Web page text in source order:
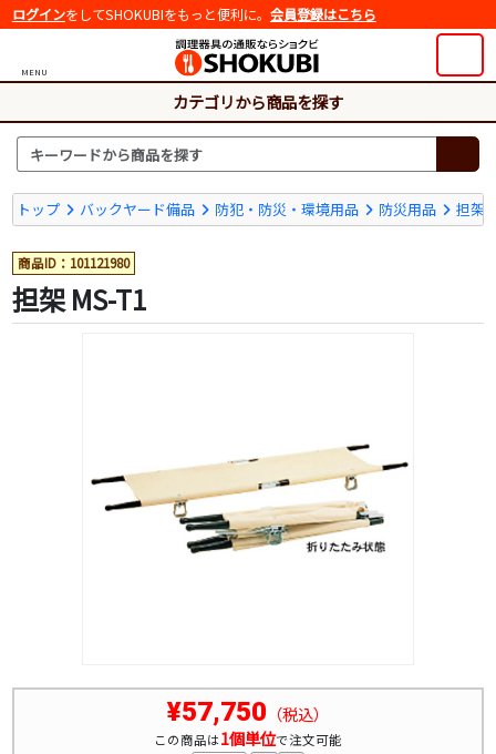
ログインをしてSHOKUBIをもっと便利に。 会員登録はこちら
MENU
カテゴリから商品を探す
トップ バックヤード備品 防犯・防災・環境用品 防災用品 担架
商品ID：101121980
担架 MS-T1
¥57,750 （税込）
この商品は1個単位で注文可能